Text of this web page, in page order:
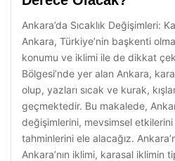
Ankara’da Sıcaklık Değişimleri:
Ankara, Türkiye’nin başkenti
konumu ve iklimi ile de dikkat
Bölgesi’nde yer alan Ankara,
olup, yazları sıcak ve kurak,
geçmektedir. Bu makalede,
değişimlerini, mevsimsel etkilerini
tahminlerini ele alacağız.
Ankara’nın iklimi, karasal iklimin